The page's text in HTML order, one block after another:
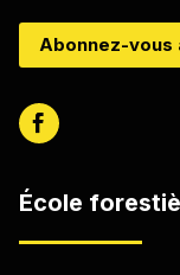
Abonnez-
École